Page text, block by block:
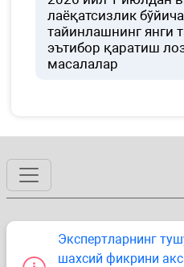
лаёқатсизлик
тайинлашнинг янги
эътибор қаратиш
масалалар
Экспертларнинг
шахсий фикрини